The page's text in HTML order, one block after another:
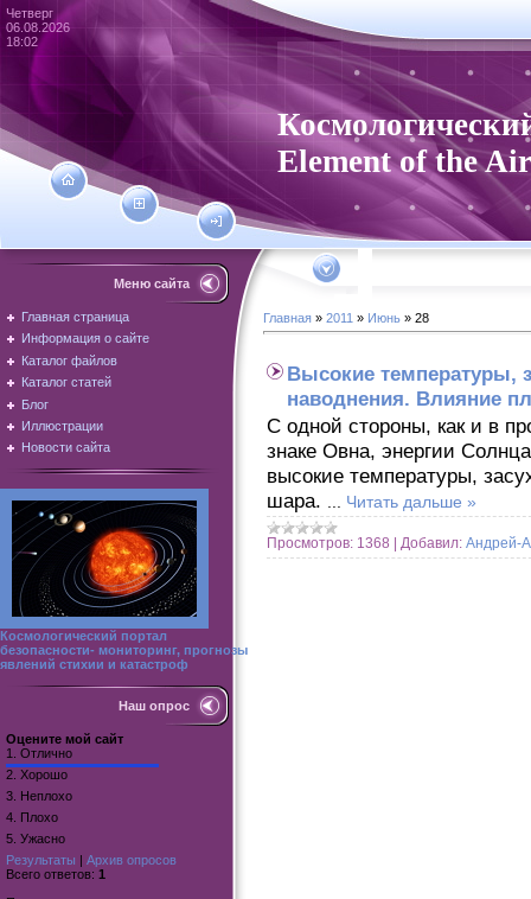
Четверг
06.08.2026
18:02
Element of the Air
Меню сайта
Главная страница
Информация о сайте
Каталог файлов
Каталог статей
Блог
Иллюстрации
Новости сайта
Космологический портал
безопасности- мониторинг, прогнозы
явлений стихии и катастроф
Наш опрос
Оцените мой сайт
1. Отлично
2. Хорошо
3. Неплохо
4. Плохо
5. Ужасно
Результаты | Архив опросов
Всего ответов: 1
Главная » 2011 » Июнь » 28
Высокие температуры,
наводнения. Влияние
С одной стороны, как и в
знаке Овна, энергии
высокие температуры,
шара. ... Читать дальше »
Просмотров: 1368 Добавил: Андрей-